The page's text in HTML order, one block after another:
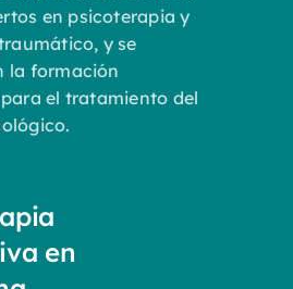
en psicoterapia y
y se
la formación
el tratamiento del
en